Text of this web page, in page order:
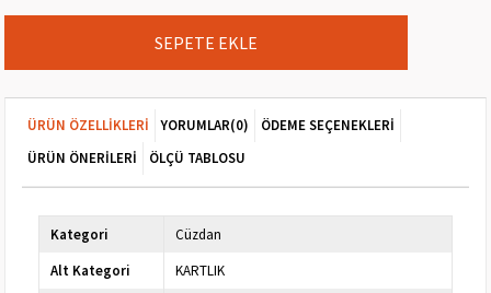
ÜRÜN ÖZELLIKLERI YORUMLAR(0)
ÖDEME SEÇENEKLERI
ÜRÜN ÖNERILERI
ÖLÇÜ TABLOSU
Kategori
Cüzdan
Alt Kategori
KARTLIK